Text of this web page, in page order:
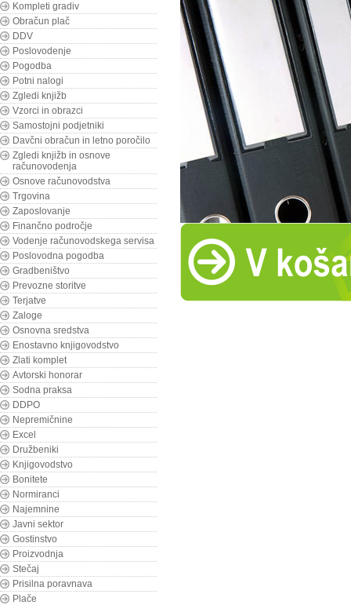
Kompleti gradiv
Obračun plač
DDV
Poslovodenje
Pogodba
Potni nalogi
Zgledi knjižb
Vzorci in obrazci
Samostojni podjetniki
Davčni obračun in letno poročilo
Zgledi knjižb in osnove
računovodenja
Osnove računovodstva
Trgovina
Zaposlovanje
Finančno področje
Vodenje računovodskega servisa
Poslovodna pogodba
Gradbeništvo
Prevozne storitve
Terjatve
Zaloge
Osnovna sredstva
Enostavno knjigovodstvo
Zlati komplet
Avtorski honorar
Sodna praksa
DDPO
Nepremičnine
Excel
Družbeniki
Knjigovodstvo
Bonitete
Normiranci
Najemnine
Javni sektor
Gostinstvo
Proizvodnja
Stečaj
Prisilna poravnava
Plače